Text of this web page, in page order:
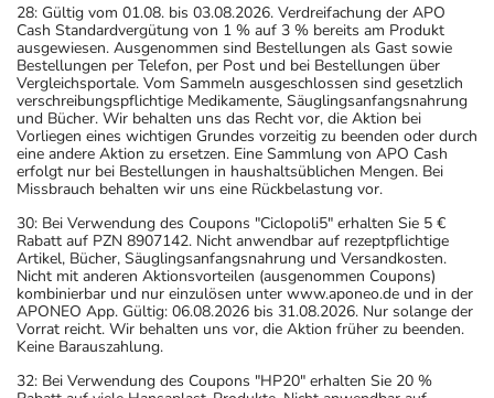
28: Gültig vom 01.08. bis 03.08.2026. Verdreifachung der APO
Cash Standardvergütung von 1 % auf 3 % bereits am Produkt
ausgewiesen. Ausgenommen sind Bestellungen als Gast sowie
Bestellungen per Telefon, per Post und bei Bestellungen über
Vergleichsportale. Vom Sammeln ausgeschlossen sind gesetzlich
verschreibungspflichtige Medikamente, Säuglingsanfangsnahrung
und Bücher. Wir behalten uns das Recht vor, die Aktion bei
Vorliegen eines wichtigen Grundes vorzeitig zu beenden oder durch
eine andere Aktion zu ersetzen. Eine Sammlung von APO Cash
erfolgt nur bei Bestellungen in haushaltsüblichen Mengen. Bei
Missbrauch behalten wir uns eine Rückbelastung vor.
30: Bei Verwendung des Coupons "Ciclopoli5" erhalten Sie 5 €
Rabatt auf PZN 8907142. Nicht anwendbar auf rezeptpflichtige
Artikel, Bücher, Säuglingsanfangsnahrung und Versandkosten.
Nicht mit anderen Aktionsvorteilen (ausgenommen Coupons)
kombinierbar und nur einzulösen unter www.aponeo.de und in der
APONEO App. Gültig: 06.08.2026 bis 31.08.2026. Nur solange der
Vorrat reicht. Wir behalten uns vor, die Aktion früher zu beenden.
Keine Barauszahlung.
32: Bei Verwendung des Coupons "HP20" erhalten Sie 20 %